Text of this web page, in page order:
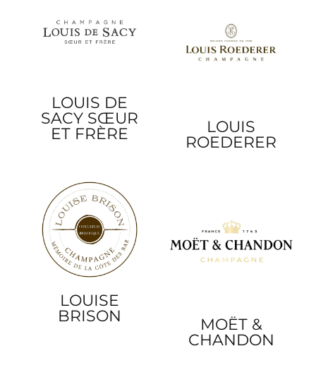
LOUIS DE
SACY SŒUR
ET FRÈRE
LOUIS
ROEDERER
LOUISE
BRISON
MOËT &
CHANDON